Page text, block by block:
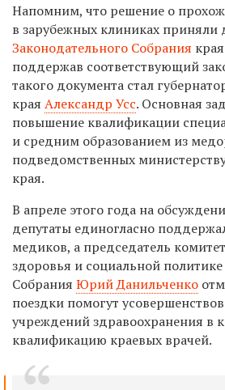
Напомним, что решение о
в зарубежных клиниках приняли
Законодательного Собрания
поддержав соответствующий
такого документа стал
края Александр Усс. Основная
повышение квалификации
и средним образованием из
подведомственных
края.
В апреле этого года на
депутаты единогласно
медиков, а председатель
здоровья и социальной
Собрания Юрий Данильченко
поездки помогут
учреждений здравоохранения в
квалификацию краевых врачей.